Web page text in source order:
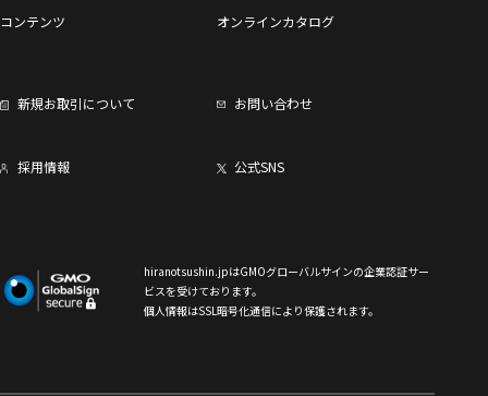
コンテンツ オンラインカタログ
新規お取引について お問い合わせ
採用情報 公式SNS
hiranotsushin.jpはGMOグローバルサインの企業認証サー
ビスを受けております。
個人情報はSSL暗号化通信により保護されます。